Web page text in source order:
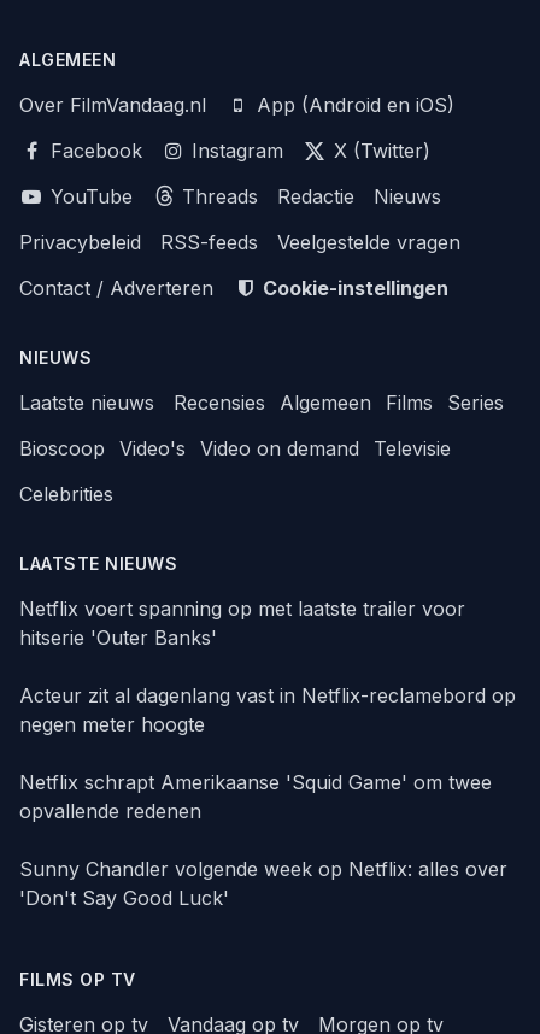
ALGEMEEN
Over FilmVandaag.nl
App (Android en iOS)
Facebook
Instagram
X (Twitter)
YouTube
Threads Redactie
Nieuws
Privacybeleid
RSS-feeds
Veelgestelde vragen
Contact / Adverteren
Cookie-instellingen
NIEUWS
Laatste nieuws Recensies Algemeen Films
Series
Bioscoop
Video's Video on demand
Televisie
Celebrities
LAATSTE NIEUWS
Netflix voert spanning op met laatste trailer voor
hitserie 'Outer Banks'
Acteur zit al dagenlang vast in Netflix-reclamebord op
negen meter hoogte
Netflix schrapt Amerikaanse 'Squid Game' om twee
opvallende redenen
Sunny Chandler volgende week op Netflix: alles over
'Don't Say Good Luck'
FILMS OP TV
Gisteren op tv Vandaag op tv
Morgen op tv